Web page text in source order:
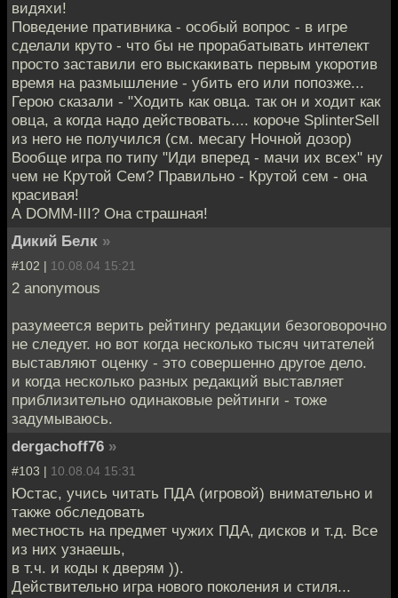
видяхи!
Поведение пративника - особый вопрос - в игре
сделали круто - что бы не прорабатывать интелект
просто заставили его выскакивать первым укоротив
время на размышление - убить его или попозже...
Герою сказали - "Ходить как овца. так он и ходит как
овца, а когда надо действовать.... короче SplinterSell
из него не получился (см. месагу Ночной дозор)
Вообще игра по типу "Иди вперед - мачи их всех" ну
чем не Крутой Сем? Правильно - Крутой сем - она
красивая!
А DOMM-III? Она страшная!
Дикий Белк »
#102 | 10.08.04 15:21
2 anonymous
разумеется верить рейтингу редакции безоговорочно
не следует. но вот когда несколько тысяч читателей
выставляют оценку - это совершенно другое дело.
и когда несколько разных редакций выставляет
приблизительно одинаковые рейтинги - тоже
задумываюсь.
dergachoff76 »
#103 | 10.08.04 15:31
Юстас, учись читать ПДА (игровой) внимательно и
также обследовать
местность на предмет чужих ПДА, дисков и т.д. Все
из них узнаешь,
в т.ч. и коды к дверям )).
Действительно игра нового поколения и стиля...